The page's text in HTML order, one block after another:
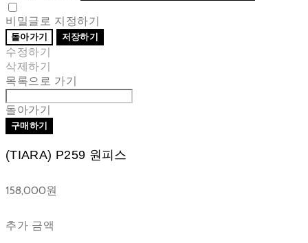
비밀글로 지정하기
돌아가기 저장하기
수정하기
삭제하기
목록으로 가기
돌아가기
구매하기
(TIARA) P259 원피스
158,000원
추가 금액